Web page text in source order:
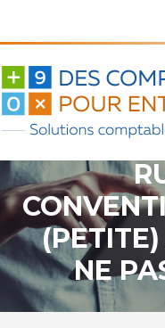
Aller
contenu
NE